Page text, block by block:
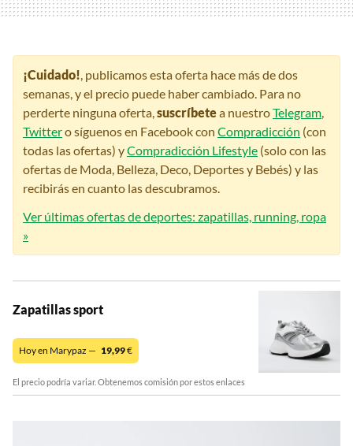
¡Cuidado!, publicamos esta oferta hace más de dos
semanas, y el precio puede haber cambiado. Para no
perderte ninguna oferta,suscríbetea nuestroTelegram,
Twittero síguenos en Facebook con Compradicción (con
todas las ofertas) yCompradicción Lifestyle (solo con las
ofertas de Moda, Belleza, Deco, Deportes y Bebés) y las
recibirás en cuanto las descubramos.
Ver últimas ofertas de deportes: zapatillas, running, ropa
»
Zapatillas sport
Hoy en Marypaz — 19,99€
El precio podría variar. Obtenemos comisión por estos enlaces